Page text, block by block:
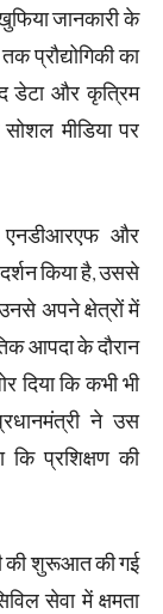
जानकारी के
प्रौद्योगिकी का
डेटा और कृत्रिम
सोशल मीडिया पर
एनडीआरएफ और
किया है, उससे
अपने क्षेत्रों में
आपदा के दौरान
दिया कि कभी भी
ने उस
प्रशिक्षण की
की शुरूआत की गई
सेवा में क्षमता